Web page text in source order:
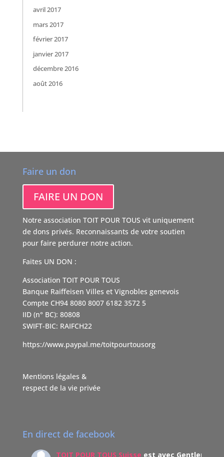
avril 2017
mars 2017
février 2017
janvier 2017
décembre 2016
août 2016
Faire un don
FAIRE UN DON
Notre association TOIT POUR TOUS vit uniquement
de dons privés. Reconnaissants de votre soutien
pour faire perdurer notre action.
Faites UN DON :
Association TOIT POUR TOUS
Banque Raiffeisen Villes et Vignobles genevois
Compte CH94 8080 8007 6182 3572 5
IID (n° BC): 80808
SWIFT-BIC: RAIFCH22
https://www.paypal.me/toitpourtousorg
Mentions légales &
respect de la vie privée
En direct de facebook
TOIT POUR TOUS Suisse est avec Gentleman